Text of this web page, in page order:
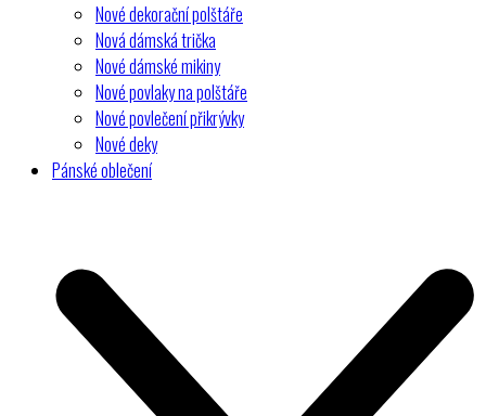
Nové dekorační polštáře
Nová dámská trička
Nové dámské mikiny
Nové povlaky na polštáře
Nové povlečení přikrývky
Nové deky
Pánské oblečení